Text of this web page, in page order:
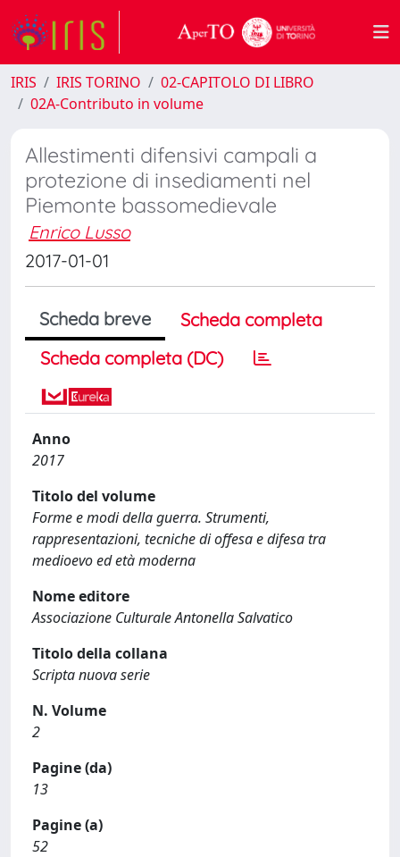
IRIS IRIS TORINO
02-CAPITOLO DI LIBRO
02A-Contributo in volume
Allestimenti difensivi campali a
protezione di insediamenti nel
Piemonte bassomedievale
Enrico Lusso
2017-01-01
Scheda breve
Scheda completa
Scheda completa (DC)
Anno
2017
Titolo del volume
Forme e modi della guerra. Strumenti,
rappresentazioni, tecniche di offesa e difesa tra
medioevo ed età moderna
Nome editore
Associazione Culturale Antonella Salvatico
Titolo della collana
Scripta nuova serie
N. Volume
2
Pagine (da)
13
Pagine (a)
52